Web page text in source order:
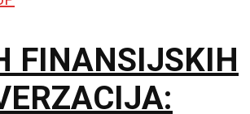
FINANSIJSKIH